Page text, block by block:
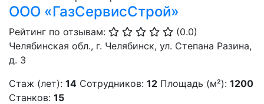
ООО «ГазСервисСтрой»
Рейтинг по отзывам:
(0.0)
Челябинская обл., г. Челябинск, ул. Степана Разина,
д. 3
Стаж (лет): 14 Сотрудников: 12 Площадь (м²): 1200
Станков: 15